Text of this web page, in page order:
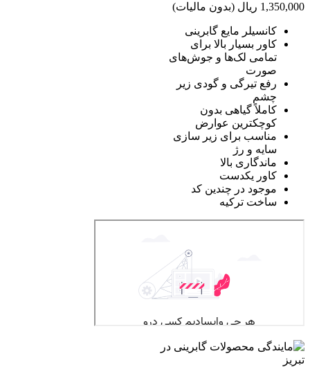
1,350,000 ریال (بدون مالیات)
کانسیلر مایع گابرینی
کاور بسیار بالا برای
تمامی لک‌ها و جوش‌های
صورت
رفع تیرگی و گودی زیر
چشم
کاملاً گیاهی بدون
کوچکترین عوارض
مناسب برای زیر سازی
سایه و رژ
ماندگاری بالا
کاور یکدست
موجود در چندین کد
ساخت ترکیه